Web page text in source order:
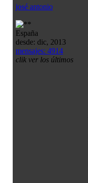
josé antonio
España
desde: dic, 2013
mensajes: 4914
clik ver los últimos